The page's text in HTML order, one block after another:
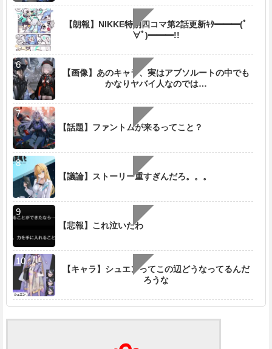
【朗報】NIKKE特別四コマ第2話更新ｷﾀ━━━(ﾟ
∀ﾟ)━━━!!
【画像】あのキャラ、実はアブソルートの中でも
かなりヤバイ人なのでは…
【話題】ファントムが来るってこと？
【議論】ストーリー重すぎんだろ。。。
【悲報】これ泣いたわ
【キャラ】シュエンってこの辺どうなってるんだ
ろうな